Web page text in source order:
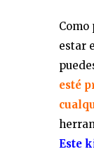
Como
estar
esté
Este